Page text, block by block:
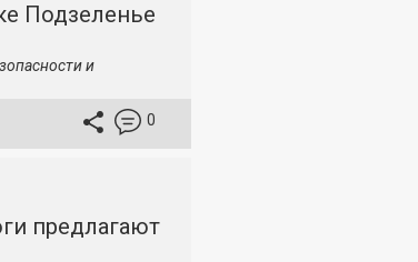
Подзеленье
и
0
предлагают